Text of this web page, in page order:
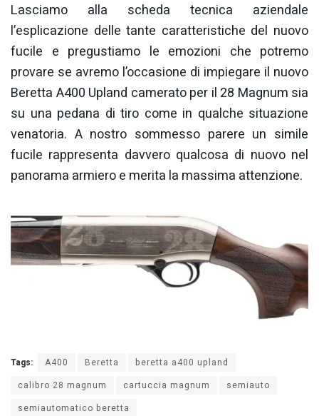
Lasciamo alla scheda tecnica aziendale
l’esplicazione delle tante caratteristiche del nuovo
fucile e pregustiamo le emozioni che potremo
provare se avremo l’occasione di impiegare il nuovo
Beretta A400 Upland camerato per il 28 Magnum sia
su una pedana di tiro come in qualche situazione
venatoria. A nostro sommesso parere un simile
fucile rappresenta davvero qualcosa di nuovo nel
panorama armiero e merita la massima attenzione.
Tags: A400 Beretta
beretta a400 upland
calibro 28 magnum
cartuccia magnum
semiauto
semiautomatico beretta